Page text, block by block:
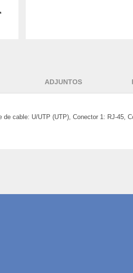
ADJUNTOS
cable: U/UTP (UTP), Conector 1: RJ-45,